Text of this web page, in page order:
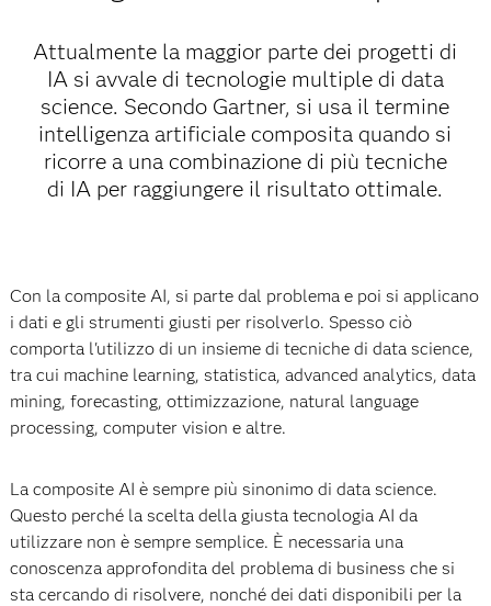
Attualmente la maggior parte dei progetti di
IA si avvale di tecnologie multiple di data
science. Secondo Gartner, si usa il termine
intelligenza artificiale composita quando si
ricorre a una combinazione di più tecniche
di IA per raggiungere il risultato ottimale.
Con la composite AI, si parte dal problema e poi si applicano
i dati e gli strumenti giusti per risolverlo. Spesso ciò
comporta l'utilizzo di un insieme di tecniche di data science,
tra cui machine learning, statistica, advanced analytics, data
mining, forecasting, ottimizzazione, natural language
processing, computer vision e altre.
La composite AI è sempre più sinonimo di data science.
Questo perché la scelta della giusta tecnologia AI da
utilizzare non è sempre semplice. È necessaria una
conoscenza approfondita del problema di business che si
sta cercando di risolvere, nonché dei dati disponibili per la